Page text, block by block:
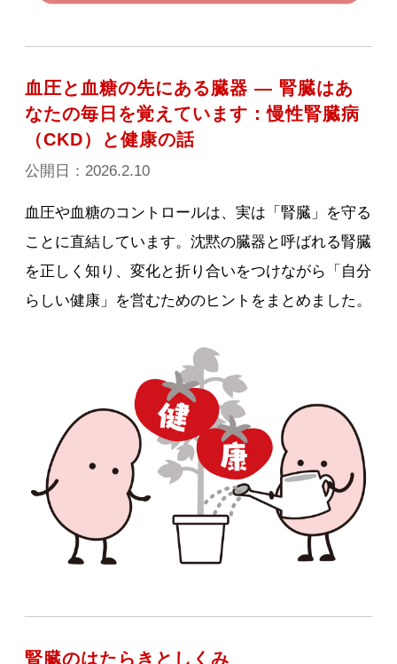
血圧と血糖の先にある臓器 ― 腎臓はあ
なたの毎日を覚えています：慢性腎臓病
（CKD）と健康の話
公開日：2026.2.10
血圧や血糖のコントロールは、実は「腎臓」を守る
ことに直結しています。沈黙の臓器と呼ばれる腎臓
を正しく知り、変化と折り合いをつけながら「自分
らしい健康」を営むためのヒントをまとめました。
腎臓のはたらきとしくみ